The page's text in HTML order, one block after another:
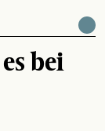
bei